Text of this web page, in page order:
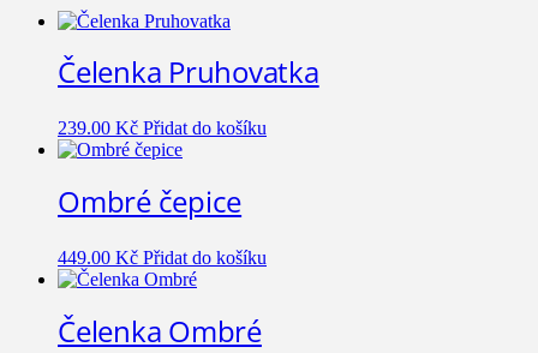
Čelenka Pruhovatka
239.00 Kč Přidat do košíku
Ombré čepice
449.00 Kč Přidat do košíku
Čelenka Ombré